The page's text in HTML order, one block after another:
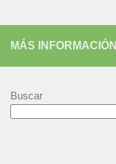
MÁS INFORMACIÓN
Buscar